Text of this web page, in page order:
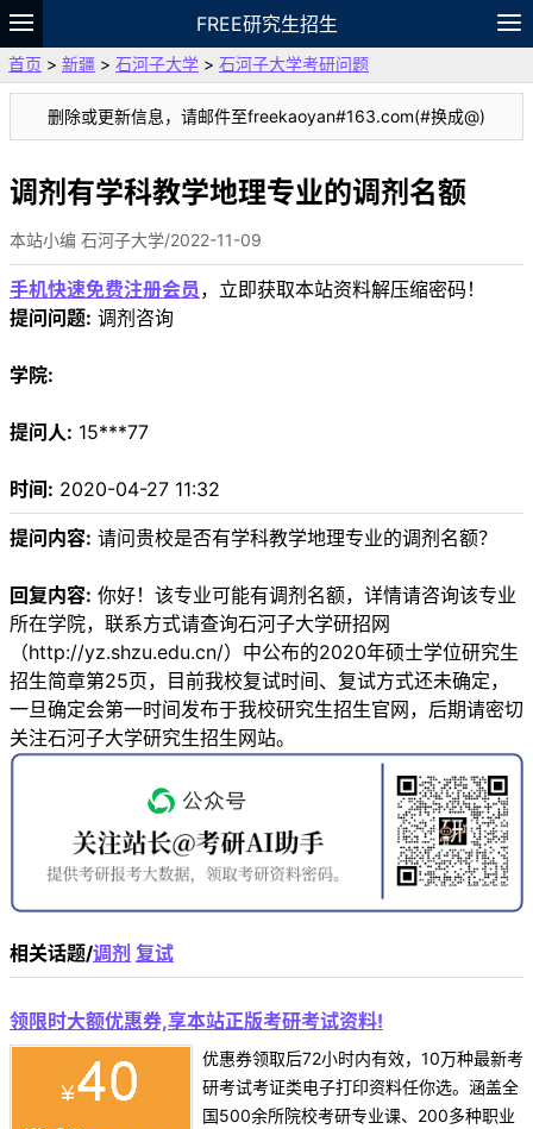
FREE研究生招生
题库
故事 专题 APP 笔记
VIP
资料
首页 > 新疆 > 石河子大学 > 石河子大学考研问题
删除或更新信息，请邮件至freekaoyan#163.com(#换成@)
调剂有学科教学地理专业的调剂名额
本站小编 石河子大学/2022-11-09
手机快速免费注册会员 ，立即获取本站资料解压缩密码！
提问问题: 调剂咨询
学院:
提问人: 15***77
时间: 2020-04-27 11:32
提问内容: 请问贵校是否有学科教学地理专业的调剂名额？
回复内容: 你好！该专业可能有调剂名额，详情请咨询该专业
所在学院，联系方式请查询石河子大学研招网
（http://yz.shzu.edu.cn/）中公布的2020年硕士学位研究生
招生简章第25页，目前我校复试时间、复试方式还未确定，
一旦确定会第一时间发布于我校研究生招生官网，后期请密切
关注石河子大学研究生招生网站。
相关话题/调剂 复试
领限时大额优惠券,享本站正版考研考试资料!
优惠券领取后72小时内有效，10万种最新考
研考试考证类电子打印资料任你选。涵盖全
国500余所院校考研专业课、200多种职业